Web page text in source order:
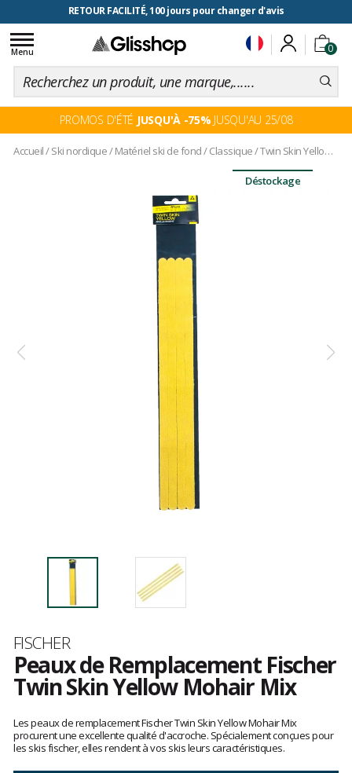
RETOUR FACILITÉ, 100 jours pour changer d'avis
0
Toggle
navigation
Menu
PROMOS D'ÉTÉ JUSQU'À -75% JUSQU'AU 25/08
Accueil/Ski nordique/Matériel ski de fond/Classique/Twin Skin Yellow Mohair Mix
Déstockage
Marque
FISCHER
Peaux de Remplacement Fischer
Twin Skin Yellow Mohair Mix
avis
clients
Les peaux de remplacement Fischer Twin Skin Yellow Mohair Mix
procurent une excellente qualité d'accroche. Spécialement conçues pour
les skis fischer, elles rendent à vos skis leurs caractéristiques.